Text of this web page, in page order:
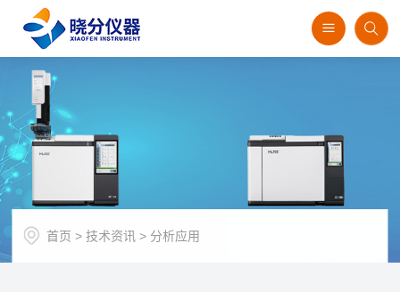
首页 >技术资讯 > 分析应用